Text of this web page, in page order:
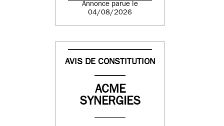
Annonce parue le
04/08/2026
AVIS DE CONSTITUTION
ACME
SYNERGIES